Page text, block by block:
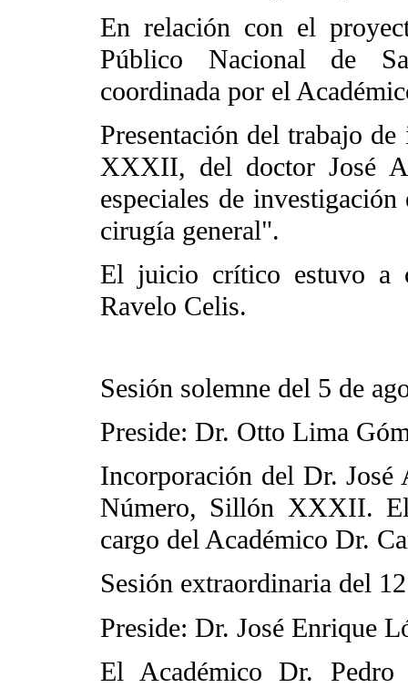
En relación con el
Público Nacional de
coordinada por el
Presentación del trabajo
XXXII, del doctor José
especiales de
cirugía general".
El juicio crítico estuvo a
Ravelo Celis.
Sesión solemne del 5 de
Preside: Dr. Otto Lima
Incorporación del Dr.
Número, Sillón XXXII.
cargo del Académico Dr.
Sesión extraordinaria del
Preside: Dr. José Enrique
El Académico Dr.